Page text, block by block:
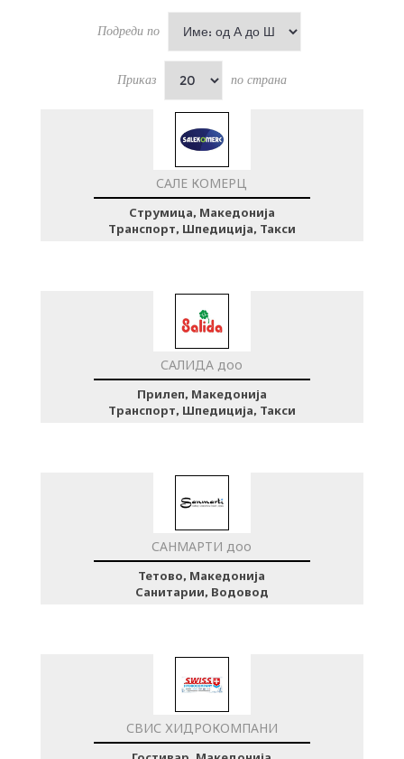
Подреди по
Приказ по страна
САЛЕ КОМЕРЦ
Струмица, Македонија
Транспорт, Шпедиција, Такси
САЛИДА доо
Прилеп, Македонија
Транспорт, Шпедиција, Такси
САНМАРТИ доо
Тетово, Македонија
Санитарии, Водовод
СВИС ХИДРОКОМПАНИ